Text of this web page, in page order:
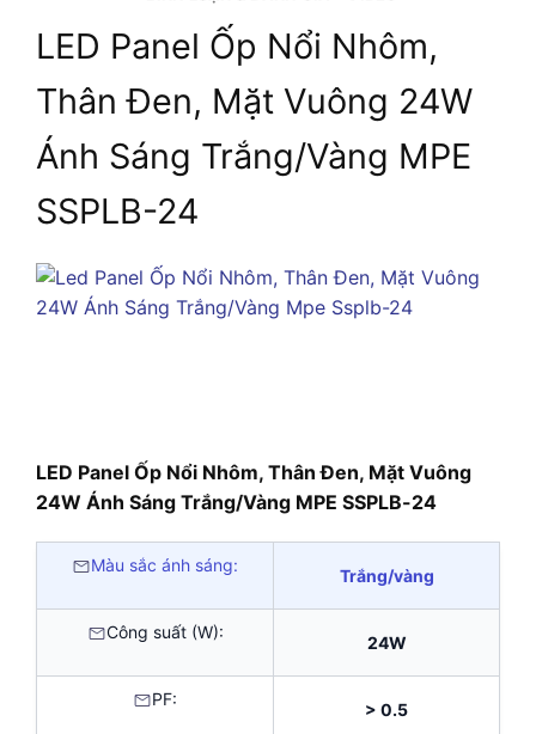
LED Panel Ốp Nổi Nhôm,
Thân Đen, Mặt Vuông 24W
Ánh Sáng Trắng/Vàng MPE
SSPLB-24
LED Panel Ốp Nổi Nhôm, Thân Đen, Mặt Vuông
24W Ánh Sáng Trắng/Vàng MPE SSPLB-24
Màu sắc ánh sáng:
Trắng/vàng
Công suất (W):
24W
PF:
> 0.5